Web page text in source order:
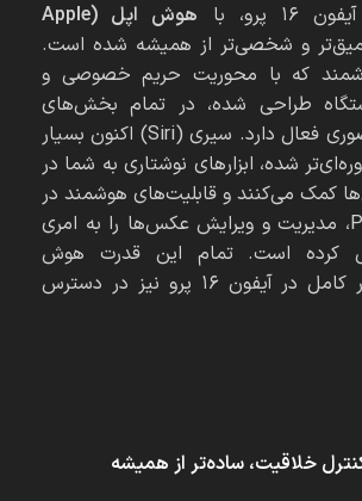
پرو، با
هوش اپل (Apple
و شخصی‌تر از همیشه شده است.
که با محوریت حریم خصوصی و
طراحی شده، در تمام بخش‌های
سیستم‌عامل حضوری فعال دارد. سیری (Siri) اکنون بسیار
شده، ابزارهای نوشتاری به شما در
کمک می‌کنند و قابلیت‌های هوشمند در
اپلیکیشن Photos، مدیریت و ویرایش عکس‌ها را به امری
کرده است. تمام این قدرت هوش
مصنوعی، به طور کامل در آیفون ۱۶ پرو نیز در دسترس